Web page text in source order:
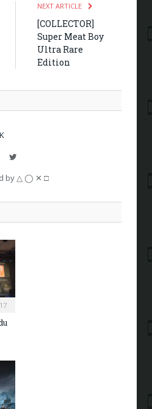
NEXT ARTICLE
[COLLECTOR]
Super Meat Boy
Ultra Rare
Edition
Twitter
by △ ◯ ✕ □
17